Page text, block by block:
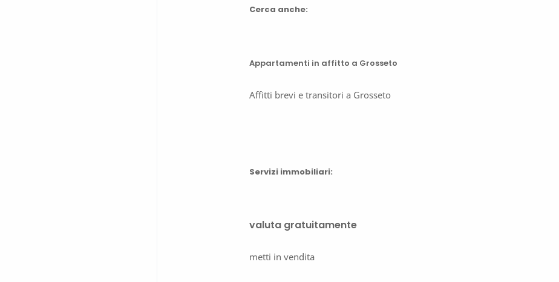
Cerca anche:
Appartamenti in affitto a Grosseto
Affitti brevi e transitori a Grosseto
Servizi immobiliari:
valuta gratuitamente
metti in vendita